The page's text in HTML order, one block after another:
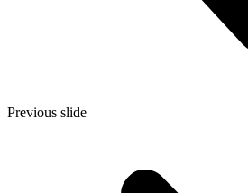
Previous slide